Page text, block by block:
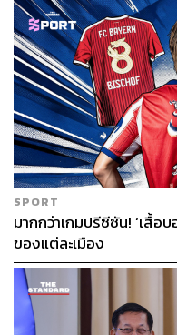
SPORT
มากกว่าเกมปรีซีซัน! ‘เสื้อ
ของแต่ละเมือง